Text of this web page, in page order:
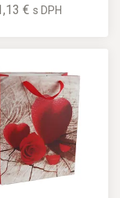
€s DPH